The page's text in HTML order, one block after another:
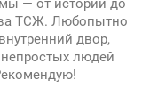
— от истории до
ТСЖ. Любопытно
двор,
людей